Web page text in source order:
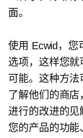
面。
使用 Ecwid，您
选项，这样您
可能。这种方
了解他们的商
进行的改进的
您的产品的功能